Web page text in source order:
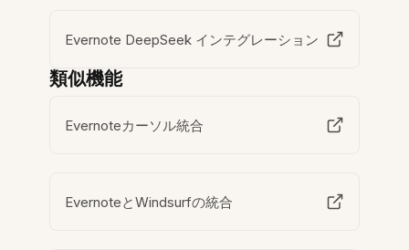
Evernote DeepSeek インテグレーション
類似機能
Evernoteカーソル統合
EvernoteとWindsurfの統合